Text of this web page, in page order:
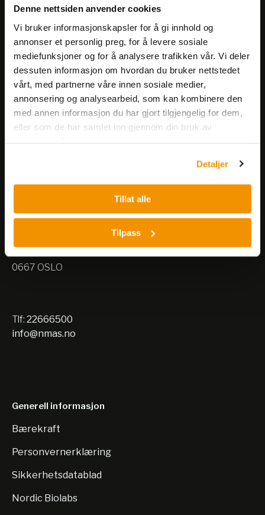
Denne nettsiden anvender cookies
Vi bruker informasjonskapsler for å gi innhold og
annonser et personlig preg, for å levere sosiale
mediefunksjoner og for å analysere trafikken vår. Vi deler
dessuten informasjon om hvordan du bruker nettstedet
vårt, med partnerne våre innen sosiale medier,
annonsering og analysearbeid, som kan kombinere den
med annen informasjon du har gjort tilgjengelig for dem,
eller som de har samlet inn gjennom din bruk av
Detaljer
Tillat alle
Tilpass
arrangementer og kampanjer.
Meld på nyhetsbrev
Nils Hansens vei 8
0667 OSLO
Tlf: 22666500
info@nmas.no
Generell informasjon
Bærekraft
Personvernerklæring
Sikkerhetsdatablad
Nordic Biolabs